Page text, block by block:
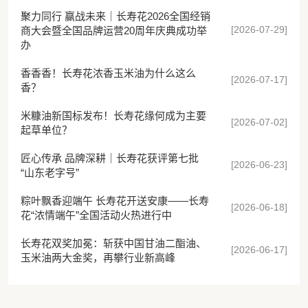
聚力同行 赢战未来｜长寿花2026全国经销
商大会暨全国品牌运营20周年庆典成功举
办
[2026-07-29]
香香香！长寿花浓香玉米油为什么这么
香？
[2026-07-17]
米糠油新国标发布！长寿花缘何成为主要
起草单位？
[2026-07-02]
匠心传承 品牌深耕｜长寿花获评第七批
“山东老字号”
[2026-06-23]
粽叶飘香迎端午 长寿花开送安康——长寿
花“浓情端午”全国活动火热进行中
[2026-06-18]
长寿花双奖加冕：斩获中国甘油二酯油、
玉米油两大金奖，再攀行业新高峰
[2026-06-17]